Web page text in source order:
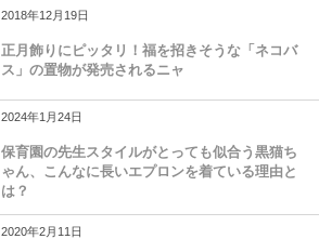
2018年12月19日
正月飾りにピッタリ！福を招きそうな「ネコバ
ス」の置物が発売されるニャ
2024年1月24日
保育園の先生スタイルがとっても似合う黒猫ち
ゃん、こんなに長いエプロンを着ている理由と
は？
2020年2月11日